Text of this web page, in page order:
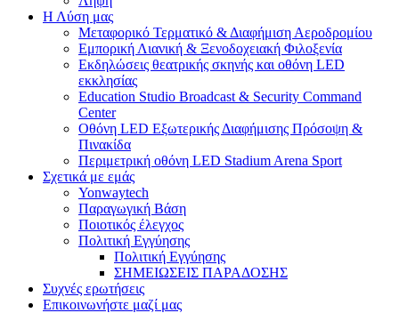
Η Λύση μας
Μεταφορικό Τερματικό & Διαφήμιση Αεροδρομίου
Εμπορική Λιανική & Ξενοδοχειακή Φιλοξενία
Εκδηλώσεις θεατρικής σκηνής και οθόνη LED
εκκλησίας
Education Studio Broadcast & Security Command
Center
Οθόνη LED Εξωτερικής Διαφήμισης Πρόσοψη &
Πινακίδα
Περιμετρική οθόνη LED Stadium Arena Sport
Σχετικά με εμάς
Yonwaytech
Παραγωγική Βάση
Ποιοτικός έλεγχος
Πολιτική Εγγύησης
Πολιτική Εγγύησης
ΣΗΜΕΙΩΣΕΙΣ ΠΑΡΑΔΟΣΗΣ
Συχνές ερωτήσεις
Επικοινωνήστε μαζί μας